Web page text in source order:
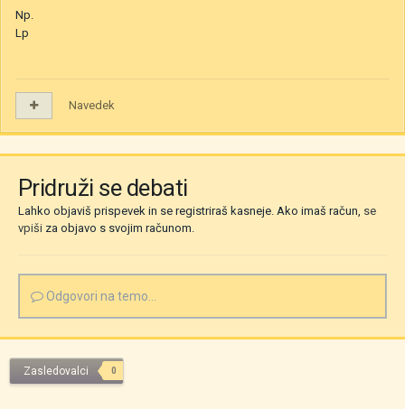
Np.
Lp
Navedek
Pridruži se debati
Lahko objaviš prispevek in se registriraš kasneje. Ako imaš račun, se
vpiši za objavo s svojim računom.
Odgovori na temo...
Zasledovalci 0